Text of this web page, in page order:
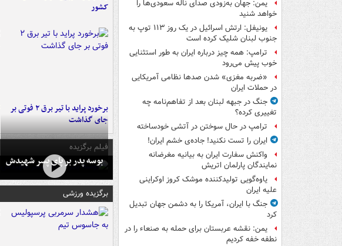
یمن: جهان به‌زودی صدای ناله سعودی‌ها را
خواهد شنید
یونیفل: ارتش اسرائیل در یک روز ۱۱۳ توپ به
جنوب لبنان شلیک کرده است
ترامپ: همه چیز درباره ایران به طور استثنایی
خوب پیش می‌رود
«ضربه مغزی» شدن صدها نظامی آمریکایی
در حملات ایران
جنگ در جبهه لبنان بعد از تفاهم‌نامه چه
تغییری کرده؟
ترامپ در حال سوختن در آتشی خودساخته
ایران را تست نکنید! جاده‌ی خشم ایران!
واکنش سفارت ایران به بیانیه مغرضانه
نمایندگان پارلمان اتریش
یاوه‌گویی تولیدکننده موشک کروز اوکراینی
علیه ایران
جنگ با ایران، آمریکا را به دشمن جهان تبدیل
کرد
یمن: نقشه عربستان برای حمله به صنعاء را در
نطفه خفه کردیم
کشور
برخورد پراید با تیر برق ۲ فوتی بر
جای گذاشت
فیلم برگزیده
بوسه‌ پدر بر پای پسر شهیدش
برگزیده ورزشی